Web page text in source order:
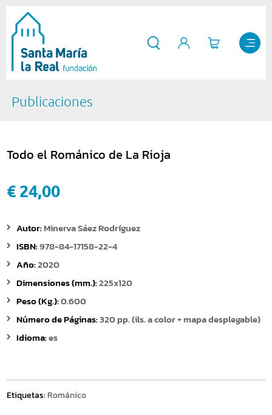
Publicaciones
Todo el Románico de La Rioja
€ 24,00
Autor:Minerva Sáez Rodríguez
ISBN:978-84-17158-22-4
Año:2020
Dimensiones (mm.):225x120
Peso (Kg.):0.600
Número de Páginas:320 pp. (ils. a color + mapa desplegable)
Idioma:es
Etiquetas: Románico